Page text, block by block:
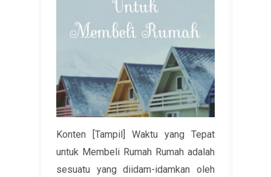
Konten [Tampil] Waktu yang Tepat
untuk Membeli Rumah Rumah adalah
sesuatu yang diidam-idamkan oleh